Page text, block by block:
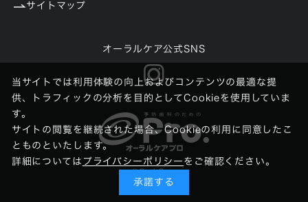
サイトマップ
オーラルケア公式SNS
©Oral Care
当サイトでは利用体験の向上およびコンテンツの最適な提
供、トラフィックの分析を目的としてCookieを使用していま
す。
サイトの閲覧を継続された場合、Cookieの利用に同意したこ
とものといたします。
詳細については プライバシーポリシー をご確認ください。
承諾する